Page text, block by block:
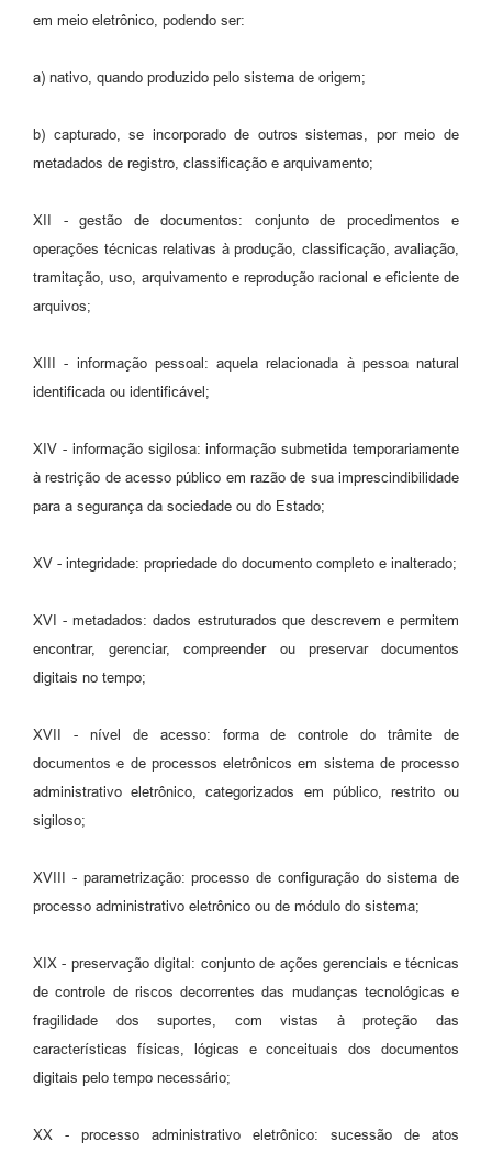
em meio eletrônico, podendo ser:
a) nativo, quando produzido pelo sistema de origem;
b) capturado, se incorporado de outros sistemas, por meio de
metadados de registro, classificação e arquivamento;
XII - gestão de documentos: conjunto de procedimentos e
operações técnicas relativas à produção, classificação, avaliação,
tramitação, uso, arquivamento e reprodução racional e eficiente de
arquivos;
XIII - informação pessoal: aquela relacionada à pessoa natural
identificada ou identificável;
XIV - informação sigilosa: informação submetida temporariamente
à restrição de acesso público em razão de sua imprescindibilidade
para a segurança da sociedade ou do Estado;
XV - integridade: propriedade do documento completo e inalterado;
XVI - metadados: dados estruturados que descrevem e permitem
encontrar, gerenciar, compreender ou preservar documentos
digitais no tempo;
XVII - nível de acesso: forma de controle do trâmite de
documentos e de processos eletrônicos em sistema de processo
administrativo eletrônico, categorizados em público, restrito ou
sigiloso;
XVIII - parametrização: processo de configuração do sistema de
processo administrativo eletrônico ou de módulo do sistema;
XIX - preservação digital: conjunto de ações gerenciais e técnicas
de controle de riscos decorrentes das mudanças tecnológicas e
fragilidade dos suportes, com vistas à proteção das
características físicas, lógicas e conceituais dos documentos
digitais pelo tempo necessário;
XX - processo administrativo eletrônico: sucessão de atos